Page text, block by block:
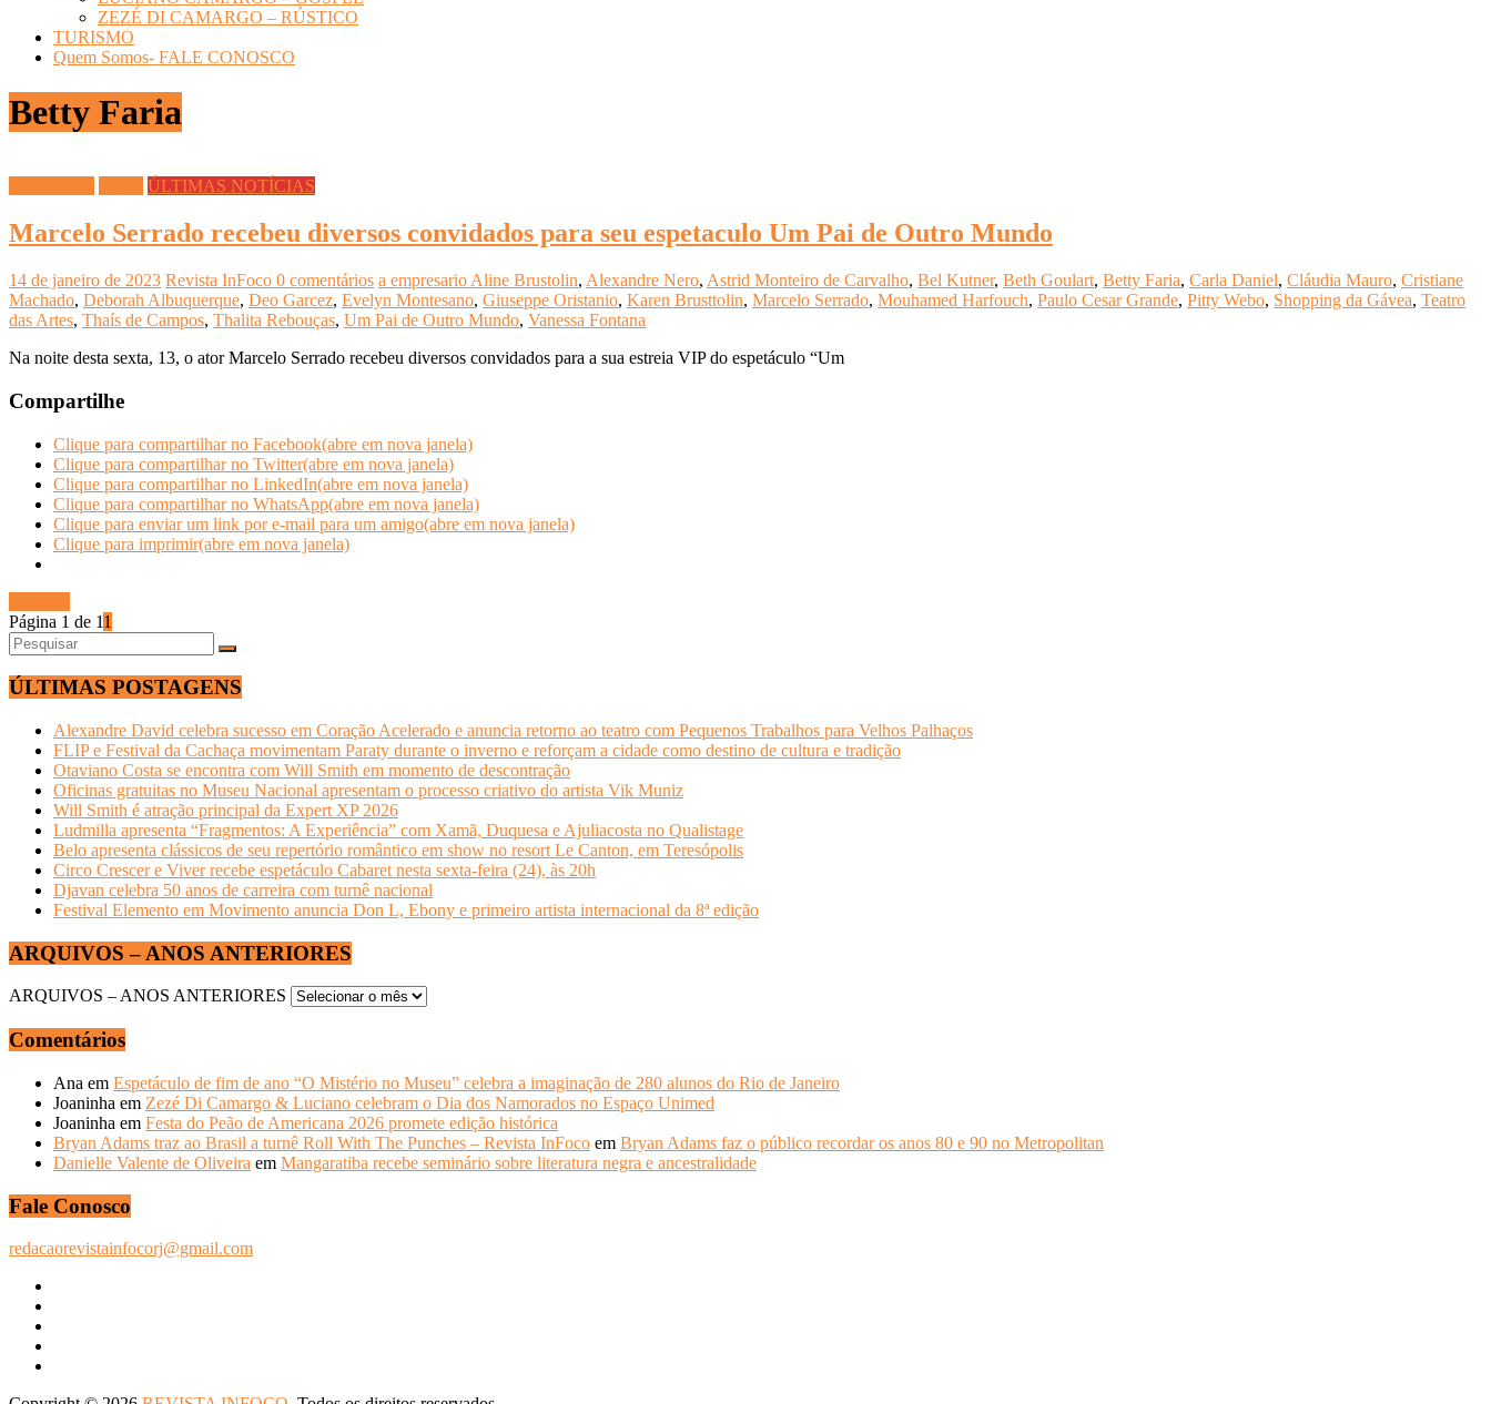
ZEZÉ DI CAMARGO – RÚSTICO
TURISMO
Quem Somos- FALE CONOSCO
Betty Faria
ÚLTIMAS NOTÍCIAS
Marcelo Serrado recebeu diversos convidados para seu espetaculo Um Pai de Outro Mundo
14 de janeiro de 2023 Revista InFoco 0 comentários a empresario Aline Brustolin, Alexandre Nero, Astrid Monteiro de Carvalho, Bel Kutner, Beth Goulart, Betty Faria, Carla Daniel, Cláudia Mauro, Cristiane
Machado, Deborah Albuquerque, Deo Garcez, Evelyn Montesano, Giuseppe Oristanio, Karen Brusttolin, Marcelo Serrado, Mouhamed Harfouch, Paulo Cesar Grande, Pitty Webo, Shopping da Gávea, Teatro
das Artes, Thaís de Campos, Thalita Rebouças, Um Pai de Outro Mundo, Vanessa Fontana
Na noite desta sexta, 13, o ator Marcelo Serrado recebeu diversos convidados para a sua estreia VIP do espetáculo “Um
Compartilhe
Clique para compartilhar no Facebook(abre em nova janela)
Clique para compartilhar no Twitter(abre em nova janela)
Clique para compartilhar no LinkedIn(abre em nova janela)
Clique para compartilhar no WhatsApp(abre em nova janela)
Clique para enviar um link por e-mail para um amigo(abre em nova janela)
Clique para imprimir(abre em nova janela)
Página 1 de 11
ÚLTIMAS POSTAGENS
Alexandre David celebra sucesso em Coração Acelerado e anuncia retorno ao teatro com Pequenos Trabalhos para Velhos Palhaços
FLIP e Festival da Cachaça movimentam Paraty durante o inverno e reforçam a cidade como destino de cultura e tradição
Otaviano Costa se encontra com Will Smith em momento de descontração
Oficinas gratuitas no Museu Nacional apresentam o processo criativo do artista Vik Muniz
Will Smith é atração principal da Expert XP 2026
Ludmilla apresenta “Fragmentos: A Experiência” com Xamã, Duquesa e Ajuliacosta no Qualistage
Belo apresenta clássicos de seu repertório romântico em show no resort Le Canton, em Teresópolis
Circo Crescer e Viver recebe espetáculo Cabaret nesta sexta-feira (24), às 20h
Djavan celebra 50 anos de carreira com turnê nacional
Festival Elemento em Movimento anuncia Don L, Ebony e primeiro artista internacional da 8ª edição
ARQUIVOS – ANOS ANTERIORES
ARQUIVOS – ANOS ANTERIORES
Comentários
Ana em Espetáculo de fim de ano “O Mistério no Museu” celebra a imaginação de 280 alunos do Rio de Janeiro
Joaninha em Zezé Di Camargo & Luciano celebram o Dia dos Namorados no Espaço Unimed
Joaninha em Festa do Peão de Americana 2026 promete edição histórica
Bryan Adams traz ao Brasil a turnê Roll With The Punches – Revista InFoco em Bryan Adams faz o público recordar os anos 80 e 90 no Metropolitan
Danielle Valente de Oliveira em Mangaratiba recebe seminário sobre literatura negra e ancestralidade
Fale Conosco
redacaorevistainfocorj@gmail.com